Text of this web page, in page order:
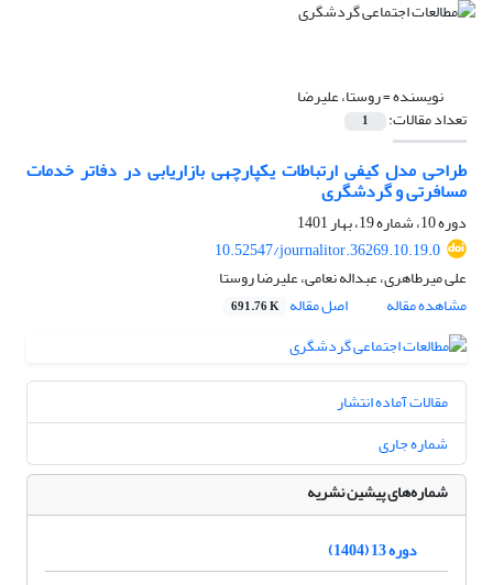
نویسنده =روستا، علیرضا
تعداد مقالات: 1
طراحی مدل کیفی ارتباطات یکپارچه‏ی بازاریابی در دفاتر خدمات
مسافرتی و گردشگری
دوره 10، شماره 19، بهار 1401
10.52547/journalitor.36269.10.19.0
علی میرطاهری، عبداله نعامی، علیرضا روستا
مشاهده مقاله
اصل مقاله 691.76 K
مقالات آماده انتشار
شماره جاری
شماره‌های پیشین نشریه
دوره 13 (1404)